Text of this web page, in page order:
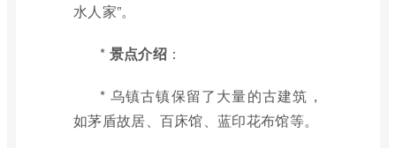
水人家”。
* 景点介绍：
* 乌镇古镇保留了大量的古建筑，
如茅盾故居、百床馆、蓝印花布馆等。